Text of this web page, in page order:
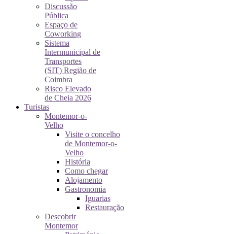
Discussão
Pública
Espaço de
Coworking
Sistema
Intermunicipal de
Transportes
(SIT) Região de
Coimbra
Risco Elevado
de Cheia 2026
Turistas
Montemor-o-
Velho
Visite o concelho
de Montemor-o-
Velho
História
Como chegar
Alojamento
Gastronomia
Iguarias
Restauração
Descobrir
Montemor